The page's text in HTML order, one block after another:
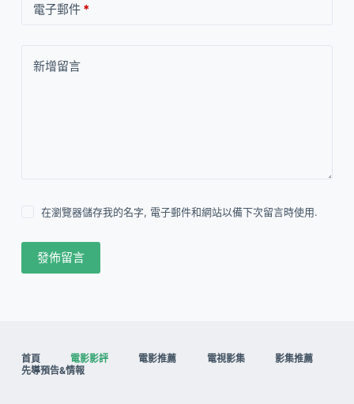
電子郵件*
新增留言
在瀏覽器儲存我的名字, 電子郵件和網站以備下次留言時使用.
發佈留言
首頁 電影影評 電影推薦 電視影集
影集推薦
先導預告&情報